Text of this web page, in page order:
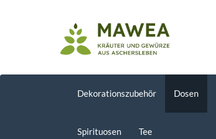
Dekorationszubehör Dosen
Spirituosen Tee